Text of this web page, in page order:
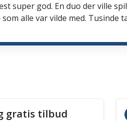
super god. En duo der ville
alle var vilde med. Tusinde
gratis tilbud